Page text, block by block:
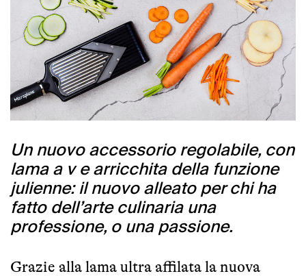
Un nuovo accessorio regolabile, con
lama a v e arricchita della funzione
julienne: il nuovo alleato per chi ha
fatto dell’arte culinaria una
professione, o una passione.
Grazie alla lama ultra affilata la nuova